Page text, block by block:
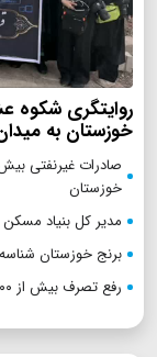
روایتگری شکوه
خوزستان به
خوزستان
مدیر کل بنیاد مسکن خوزستان: ۴۶۵ خانه امید
برنج خوزستان
رفع تصرف بیش از ۹۰۰۰ مترمربع اراضی ملی در خوزستان